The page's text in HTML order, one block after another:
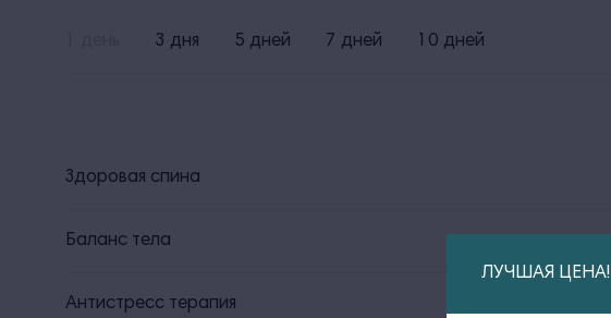
3 дня 5 дней 7 дней 10 дней
Здоровая спина
Баланс тела
Антистресс терапия
ЛУЧШАЯ ЦЕНА!